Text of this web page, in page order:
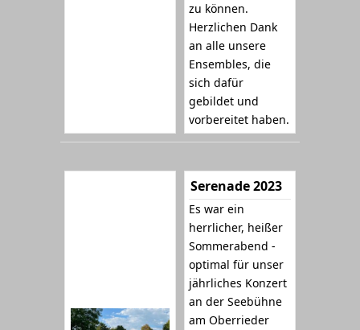
zu können.
Herzlichen Dank
an alle unsere
Ensembles, die
sich dafür
gebildet und
vorbereitet haben.
Serenade 2023
Es war ein
herrlicher, heißer
Sommerabend -
optimal für unser
jährliches Konzert
an der Seebühne
am Oberrieder